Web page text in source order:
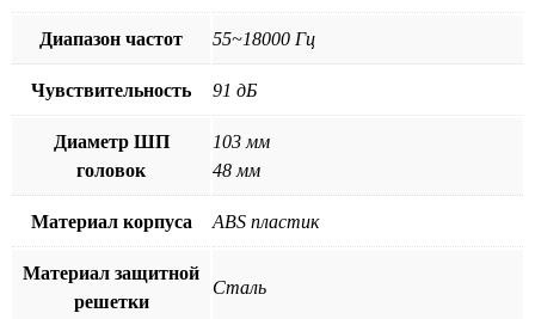
Диапазон частот 55~18000 Гц
Чувствительность 91 дБ
Диаметр ШП
головок
103 мм
48 мм
Материал корпуса ABS пластик
Материал защитной
решетки
Сталь